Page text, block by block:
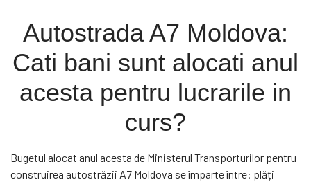
Autostrada A7 Moldova:
Cati bani sunt alocati anul
acesta pentru lucrarile in
curs?
Bugetul alocat anul acesta de Ministerul Transporturilor pentru
construirea autostrăzii A7 Moldova se împarte între: plăți